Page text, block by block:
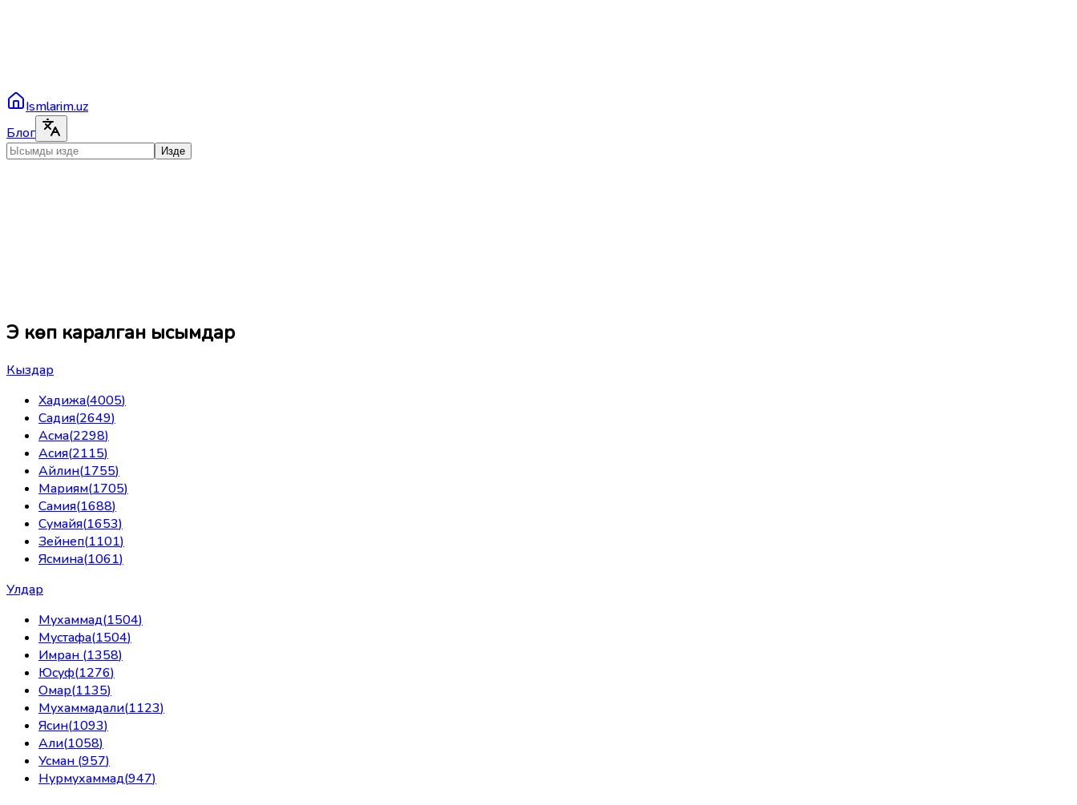
Ismlarim.uz
Блог
Изде
Эң көп каралган ысымдар
Кыздар
Хадижа(4005)
Садия(2649)
Асма(2298)
Асия(2115)
Айлин(1755)
Мариям(1705)
Самия(1688)
Сумайя(1653)
Зейнеп(1101)
Ясмина(1061)
Улдар
Мухаммад(1504)
Мустафа(1504)
Имран (1358)
Юсуф(1276)
Омар(1135)
Мухаммадали(1123)
Ясин(1093)
Али(1058)
Усман (957)
Нурмухаммад(947)